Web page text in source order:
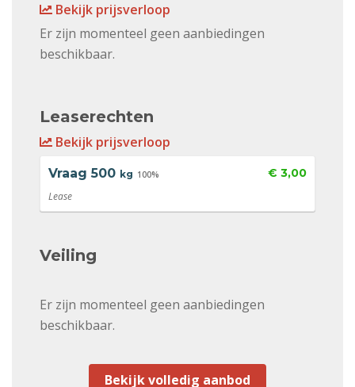
Bekijk prijsverloop
Er zijn momenteel geen aanbiedingen
beschikbaar.
Leaserechten
Bekijk prijsverloop
Vraag 500 kg 100% € 3,00
Lease
Veiling
Er zijn momenteel geen aanbiedingen
beschikbaar.
Bekijk volledig aanbod